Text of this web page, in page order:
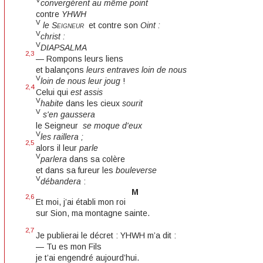
convergèrent au même point
contre YHWH
V le Seigneur et contre son Oint :
Vchrist :
VDIAPSALMA
2,3
— Rompons leurs liens
et balançons leurs entraves loin de nous
Vloin de nous leur joug!
2,4
Celui qui est assis
Vhabitedans les cieux sourit
V s'en gaussera
le Seigneur se moque d'eux
Vles raillera ;
2,5
alors il leur parle
Vparlera dans sa colère
et dans sa fureur les bouleverse
Vdébandera :
M
2,6
Et moi, j’ai établi mon roi
sur Sion, ma montagne sainte.
2,7
Je publierai le décret : YHWH m’a dit :
— Tu es mon Fils
je t’ai engendré aujourd’hui.